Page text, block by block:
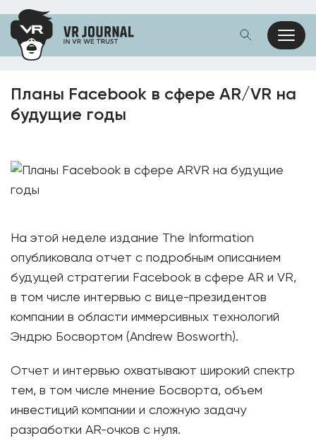
Планы Facebook в сфере AR/VR на
будущие годы
На этой неделе издание The Information
опубликовала отчет с подробным описанием
будущей стратегии Facebook в сфере AR и VR,
в том числе интервью с вице-президентов
компании в области иммерсивных технологий
Эндрю Босвортом (Andrew Bosworth).
Отчет и интервью охватывают широкий спектр
тем, в том числе мнение Босворта, объем
инвестиций компании и сложную задачу
разработки AR-очков с нуля.